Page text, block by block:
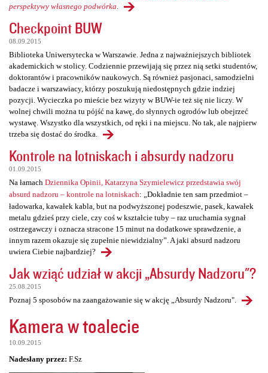
perspektywy własnego podwórka
Checkpoint BUW
08.09.2015
Biblioteka Uniwersytecka w Warszawie. Jedna z najważniejszych bibliotek
akademickich w stolicy. Codziennie przewijają się przez nią setki studentów,
doktorantów i pracowników naukowych. Są również pasjonaci, samodzielni
badacze i warszawiacy, którzy poszukują niedostępnych gdzie indziej
pozycji. Wycieczka po mieście bez wizyty w BUW-ie też się nie liczy. W
wolnej chwili można tu pójść na kawę, do słynnych ogrodów lub obejrzeć
wystawę. Wszystko dla wszystkich, od ręki i na miejscu. No tak, ale najpierw
trzeba się dostać do środka.
Kontrole na lotniskach i absurdy nadzoru
01.09.2015
Na łamach Dziennika Opinii, Katarzyna Szymielewicz przedstawia swój
absurd nadzoru – kontrole na lotniskach: „Dokładnie ten sam przedmiot –
ładowarka, kawałek kabla, but na podwyższonej podeszwie, pasek, kawałek
metalu gdzieś przy ciele, czy coś w kształcie tuby – raz uruchamia sygnał
ostrzegawczy i oznacza stracone 15 minut na dodatkowe sprawdzenie, a
innym razem okazuje się zupełnie niewidzialny”. A jaki absurd nadzoru
uwiera Ciebie najbardziej?
Jak wziąć udział w akcji „Absurdy Nadzoru"?
25.08.2015
Poznaj 5 sposobów na zaangażowanie się w akcję „Absurdy Nadzoru".
Kamera w toalecie
10.09.2015
Nadesłany przez: F.Sz